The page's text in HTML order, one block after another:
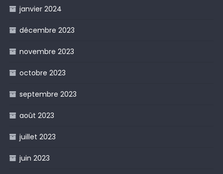
janvier 2024
décembre 2023
novembre 2023
octobre 2023
septembre 2023
août 2023
juillet 2023
juin 2023